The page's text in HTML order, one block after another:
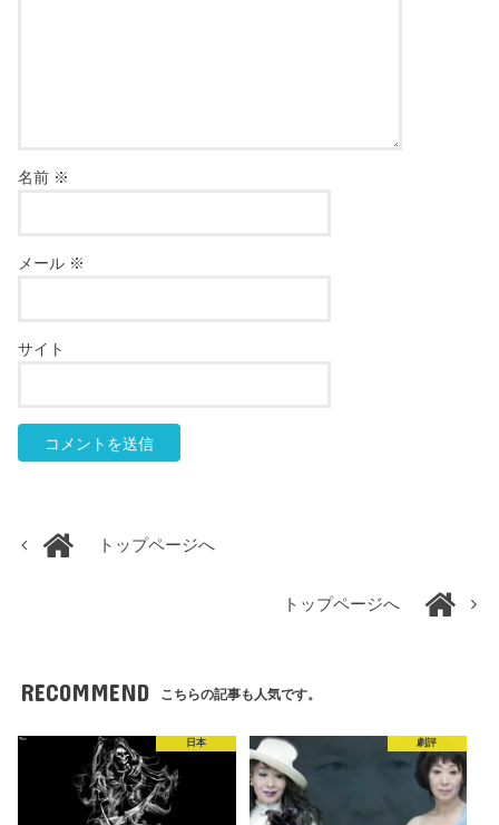
名前 ※
メール ※
サイト
トップページへ
トップページへ
RECOMMEND こちらの記事も人気です。
日本 劇評